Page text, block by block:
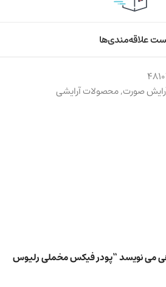
علاقه‌مندی‌ها
صورت,محصولات آرایشی
می نویسد “پودر فیکس مخملی رلیوس